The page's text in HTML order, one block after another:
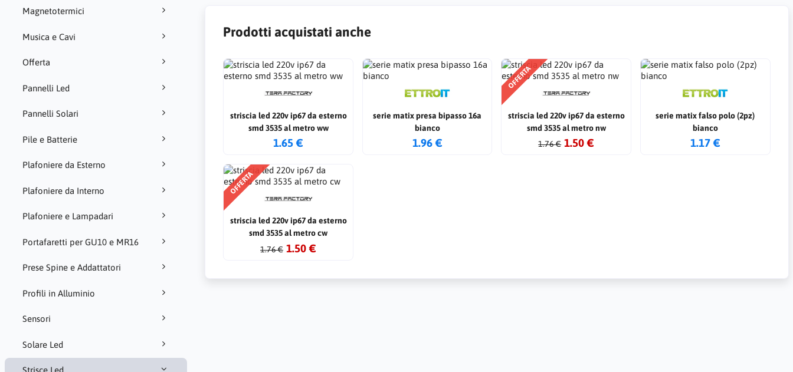
Magnetotermici
Musica e Cavi
Offerta
Pannelli Led
Pannelli Solari
Pile e Batterie
Plafoniere da Esterno
Plafoniere da Interno
Plafoniere e Lampadari
Portafaretti per GU10 e MR16
Prese Spine e Addattatori
Profili in Alluminio
Sensori
Solare Led
Prodotti acquistati anche
striscia led 220v ip67 da esterno
smd 3535 al metro ww
1.65 €
serie matix presa bipasso 16a
bianco
1.96 €
OFFERTA
striscia led 220v ip67 da esterno
smd 3535 al metro nw
1.76 € 1.50 €
serie matix falso polo (2pz)
bianco
1.17 €
OFFERTA
striscia led 220v ip67 da esterno
smd 3535 al metro cw
1.76 € 1.50 €